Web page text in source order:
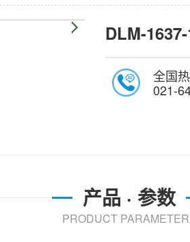
DLM-
全国
021-
产品 · 参数
PRODUCT